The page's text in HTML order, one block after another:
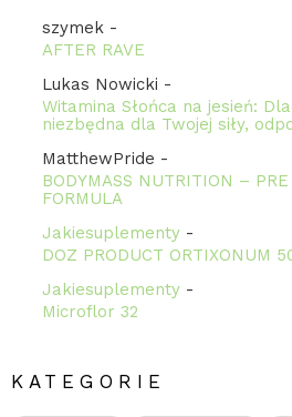
szymek -
AFTER RAVE
Lukas Nowicki -
Witamina Słońca na jesień:
niezbędna dla Twojej siły,
MatthewPride -
BODYMASS NUTRITION –
FORMULA
Jakiesuplementy -
DOZ PRODUCT ORTIXONUM
Jakiesuplementy -
Microflor 32
KATEGORIE